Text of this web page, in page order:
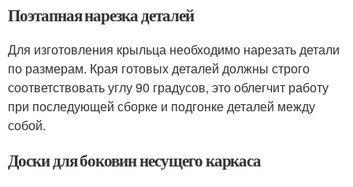
Поэтапная нарезка деталей
Для изготовления крыльца необходимо нарезать детали
по размерам. Края готовых деталей должны строго
соответствовать углу 90 градусов, это облегчит работу
при последующей сборке и подгонке деталей между
собой.
Доски для боковин несущего каркаса